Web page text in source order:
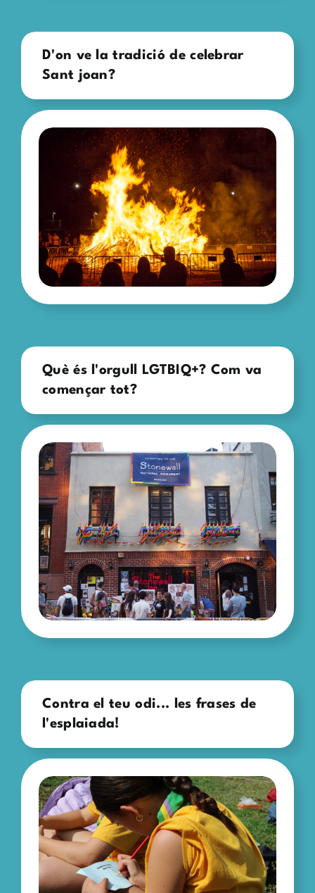
D'on ve la tradició de celebrar
Sant joan?
Què és l'orgull LGTBIQ+? Com va
començar tot?
Contra el teu odi... les frases de
l'esplaiada!